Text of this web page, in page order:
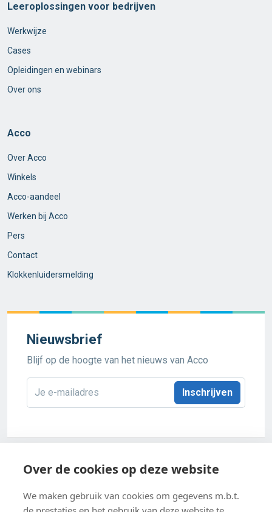
Leeroplossingen voor bedrijven
Werkwijze
Cases
Opleidingen en webinars
Over ons
Acco
Over Acco
Winkels
Acco-aandeel
Werken bij Acco
Pers
Contact
Klokkenluidersmelding
Nieuwsbrief
Blijf op de hoogte van het nieuws van Acco
Over de cookies op deze website
We maken gebruik van cookies om gegevens m.b.t.